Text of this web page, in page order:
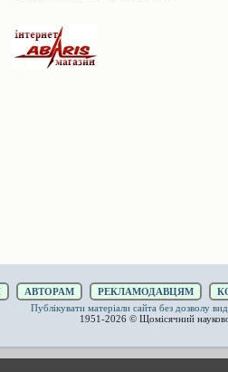
АВТОРАМ РЕКЛАМОДАВЦЯМ
Публікувати матеріали сайта без дозволу
1951-2026 © Щомісячний